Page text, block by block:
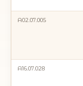
A02.07.005
А16.07.028